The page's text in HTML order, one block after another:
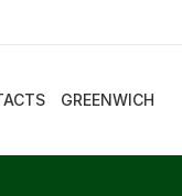
GREENWICH